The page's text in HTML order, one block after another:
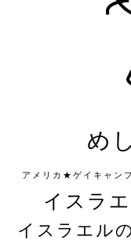
め
アメリカ★ゲイキャン
イスラ
イスラエル